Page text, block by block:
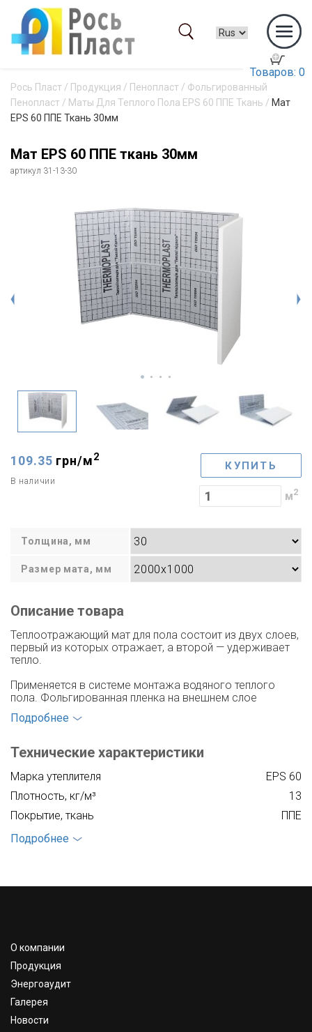
Товаров: 0
Рось Пласт / Продукция / Пенопласт / Фольгированный
Пенопласт / Маты Для Теплого Пола EPS 60 ППЕ Ткань / Мат
EPS 60 ППЕ Ткань 30мм
Мат EPS 60 ППЕ ткань 30мм
артикул 31-13-30
109.35 грн/м2
В наличии
КУПИТЬ
м2
Толщина, мм
Размер мата, мм
Описание товара
Теплоотражающий мат для пола состоит из двух слоев,
первый из которых отражает, а второй — удерживает
тепло.
Применяется в системе монтажа водяного теплого
пола. Фольгированная пленка на внешнем слое
защищает утеплитель от намокания и обладает
водоотталкивающими свойствами, что позволяет
потери своих полезных качеств.
Пенополистирол или пенопласт, расположенный внутри,
имеет поры, наполненные воздухом. Это наделяет
материал превосходными теплоизоляционными
свойствами, делает его пластичным и долговечным.
Подробнее
Технические характеристики
Марка утеплителя
EPS 60
Плотность, кг/м³
13
Покрытие, ткань
ППЕ
Подробнее
О компании
Продукция
Энергоаудит
Галерея
Новости